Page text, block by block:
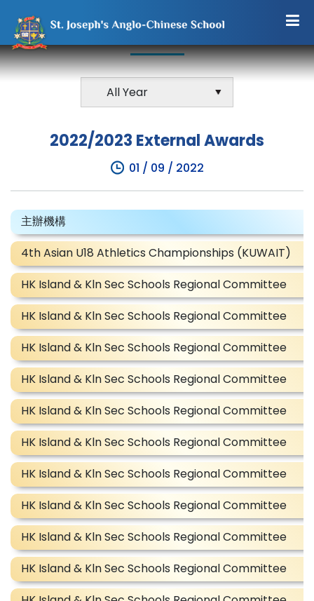
EXTERNAL AWARDS
2022/2023 External Awards
01 / 09 / 2022
主辦機構
4th Asian U18 Athletics Championships (KUWAIT)
HK Island & Kln Sec Schools Regional Committee
HK Island & Kln Sec Schools Regional Committee
HK Island & Kln Sec Schools Regional Committee
HK Island & Kln Sec Schools Regional Committee
HK Island & Kln Sec Schools Regional Committee
HK Island & Kln Sec Schools Regional Committee
HK Island & Kln Sec Schools Regional Committee
HK Island & Kln Sec Schools Regional Committee
HK Island & Kln Sec Schools Regional Committee
HK Island & Kln Sec Schools Regional Committee